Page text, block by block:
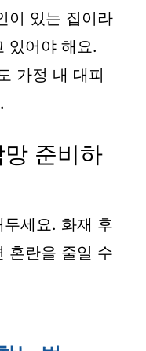
이 있는 집이라
있어야 해요.
가정 내 대피
준비하
두세요. 화재 후
혼란을 줄일 수